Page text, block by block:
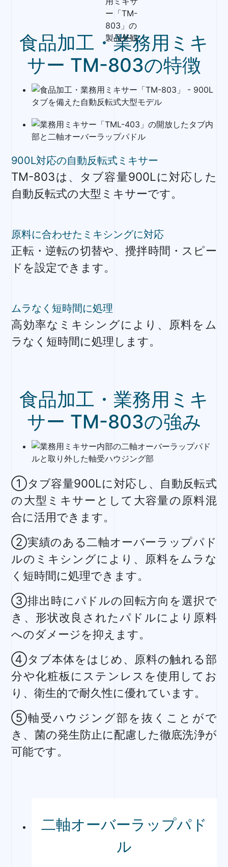
食品加工・業務用ミキ
サー TM-803の特徴
900L対応の自動反転式ミキサー
TM-803は、タブ容量900Lに対応した
自動反転式の大型ミキサーです。
原料に合わせたミキシングに対応
正転・逆転の切替や、攪拌時間・スピー
ドを設定できます。
ムラなく短時間に処理
高効率なミキシングにより、原料をム
ラなく短時間に処理します。
食品加工・業務用ミキ
サー TM-803の強み
①タブ容量900Lに対応し、自動反転式
の大型ミキサーとして大容量の原料混
合に活用できます。
②実績のある二軸オーバーラップパド
ルのミキシングにより、原料をムラな
く短時間に処理できます。
③排出時にパドルの回転方向を選択で
き、形状改良されたパドルにより原料
へのダメージを抑えます。
④タブ本体をはじめ、原料の触れる部
分や化粧板にステンレスを使用してお
り、衛生的で耐久性に優れています。
⑤軸受ハウジング部を抜くことがで
き、菌の発生防止に配慮した徹底洗浄が
可能です。
二軸オーバーラップパド
ル